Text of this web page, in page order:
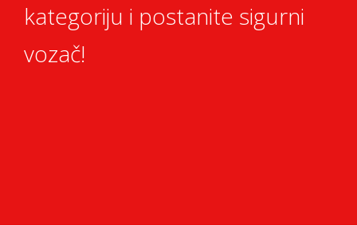
kategoriju i postanite sigurni
vozač!